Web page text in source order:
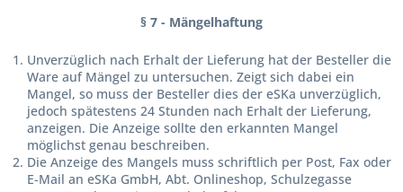
§ 7 - Mängelhaftung
Unverzüglich nach Erhalt der Lieferung hat der Besteller die
Ware auf Mängel zu untersuchen. Zeigt sich dabei ein
Mangel, so muss der Besteller dies der eSKa unverzüglich,
jedoch spätestens 24 Stunden nach Erhalt der Lieferung,
anzeigen. Die Anzeige sollte den erkannten Mangel
möglichst genau beschreiben.
Die Anzeige des Mangels muss schriftlich per Post, Fax oder
E-Mail an eSKa GmbH, Abt. Onlineshop, Schulzegasse